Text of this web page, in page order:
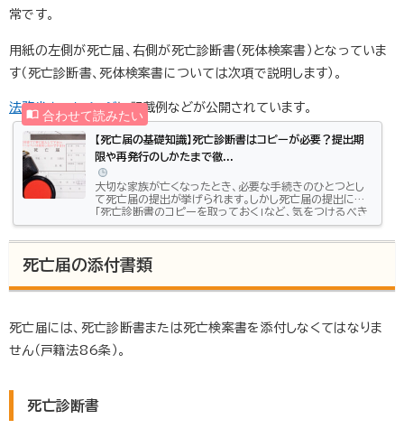
常です。
用紙の左側が死亡届、右側が死亡診断書（死体検案書）となっていま
す（死亡診断書、死体検案書については次項で説明します）。
法務省ホームページに記載例などが公開されています。
【死亡届の基礎知識】死亡診断書はコピーが必要？提出期
限や再発行のしかたまで徹...
大切な家族が亡くなったとき、必要な手続きのひとつとし
て死亡届の提出が挙げられます。しかし死亡届の提出には
「死亡診断書のコピーを取っておく」など、気をつけるべき
ポイントがあるのをご存知ですか？ただでさえ気持ちが沈
識について、またコピーを取り忘れた場合の対処法も解説
します。ぜひ、参考にしてください。この記事はこんな方に
おすすめ：「死亡届の提出がまだの人」「コピーを取る前に提
死亡届の添付書類
死亡届には、死亡診断書または死亡検案書を添付しなくてはなりま
せん（戸籍法86条）。
死亡診断書